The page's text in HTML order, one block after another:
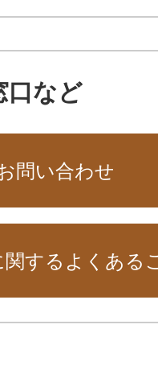
口など
問い合わせ
関するよくある